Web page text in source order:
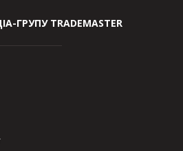
ГРУПУ TRADEMASTER